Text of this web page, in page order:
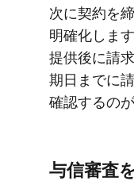
次に​契約を​
明確化しま
提供後に​請
期日までに​
確認するの
与信審査